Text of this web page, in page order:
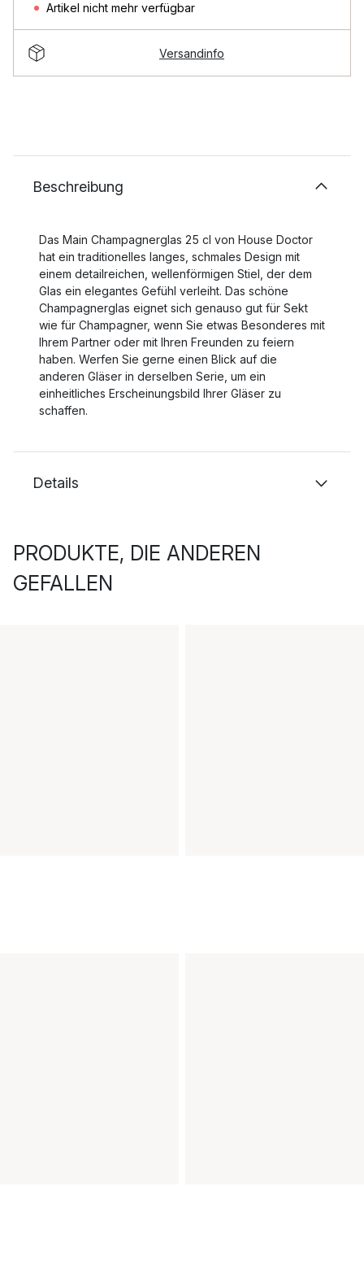
Artikel nicht mehr verfügbar
Versandinfo
Beschreibung
Das Main Champagnerglas 25 cl von House Doctor
hat ein traditionelles langes, schmales Design mit
einem detailreichen, wellenförmigen Stiel, der dem
Glas ein elegantes Gefühl verleiht. Das schöne
Champagnerglas eignet sich genauso gut für Sekt
wie für Champagner, wenn Sie etwas Besonderes mit
Ihrem Partner oder mit Ihren Freunden zu feiern
haben. Werfen Sie gerne einen Blick auf die
anderen Gläser in derselben Serie, um ein
einheitliches Erscheinungsbild Ihrer Gläser zu
schaffen.
Details
PRODUKTE, DIE ANDEREN
GEFALLEN